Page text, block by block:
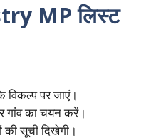
MP लिस्ट
विकल्प पर जाएं।
गांव का चयन करें।
की सूची दिखेगी।